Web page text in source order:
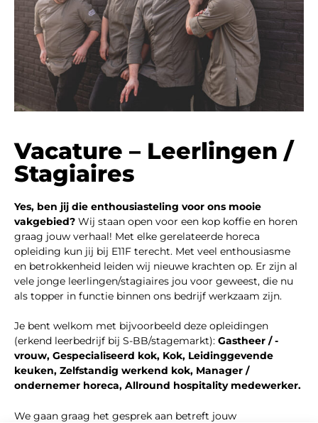
Vacature – Leerlingen /
Stagiaires
Yes, ben jij die enthousiasteling voor ons mooie
vakgebied? Wij staan open voor een kop koffie en horen
graag jouw verhaal! Met elke gerelateerde horeca
opleiding kun jij bij E11F terecht. Met veel enthousiasme
en betrokkenheid leiden wij nieuwe krachten op. Er zijn al
vele jonge leerlingen/stagiaires jou voor geweest, die nu
als topper in functie binnen ons bedrijf werkzaam zijn.
Je bent welkom met bijvoorbeeld deze opleidingen
(erkend leerbedrijf bij S-BB/stagemarkt): Gastheer / -
vrouw, Gespecialiseerd kok, Kok, Leidinggevende
keuken, Zelfstandig werkend kok, Manager /
ondernemer horeca, Allround hospitality medewerker.
We gaan graag het gesprek aan betreft jouw